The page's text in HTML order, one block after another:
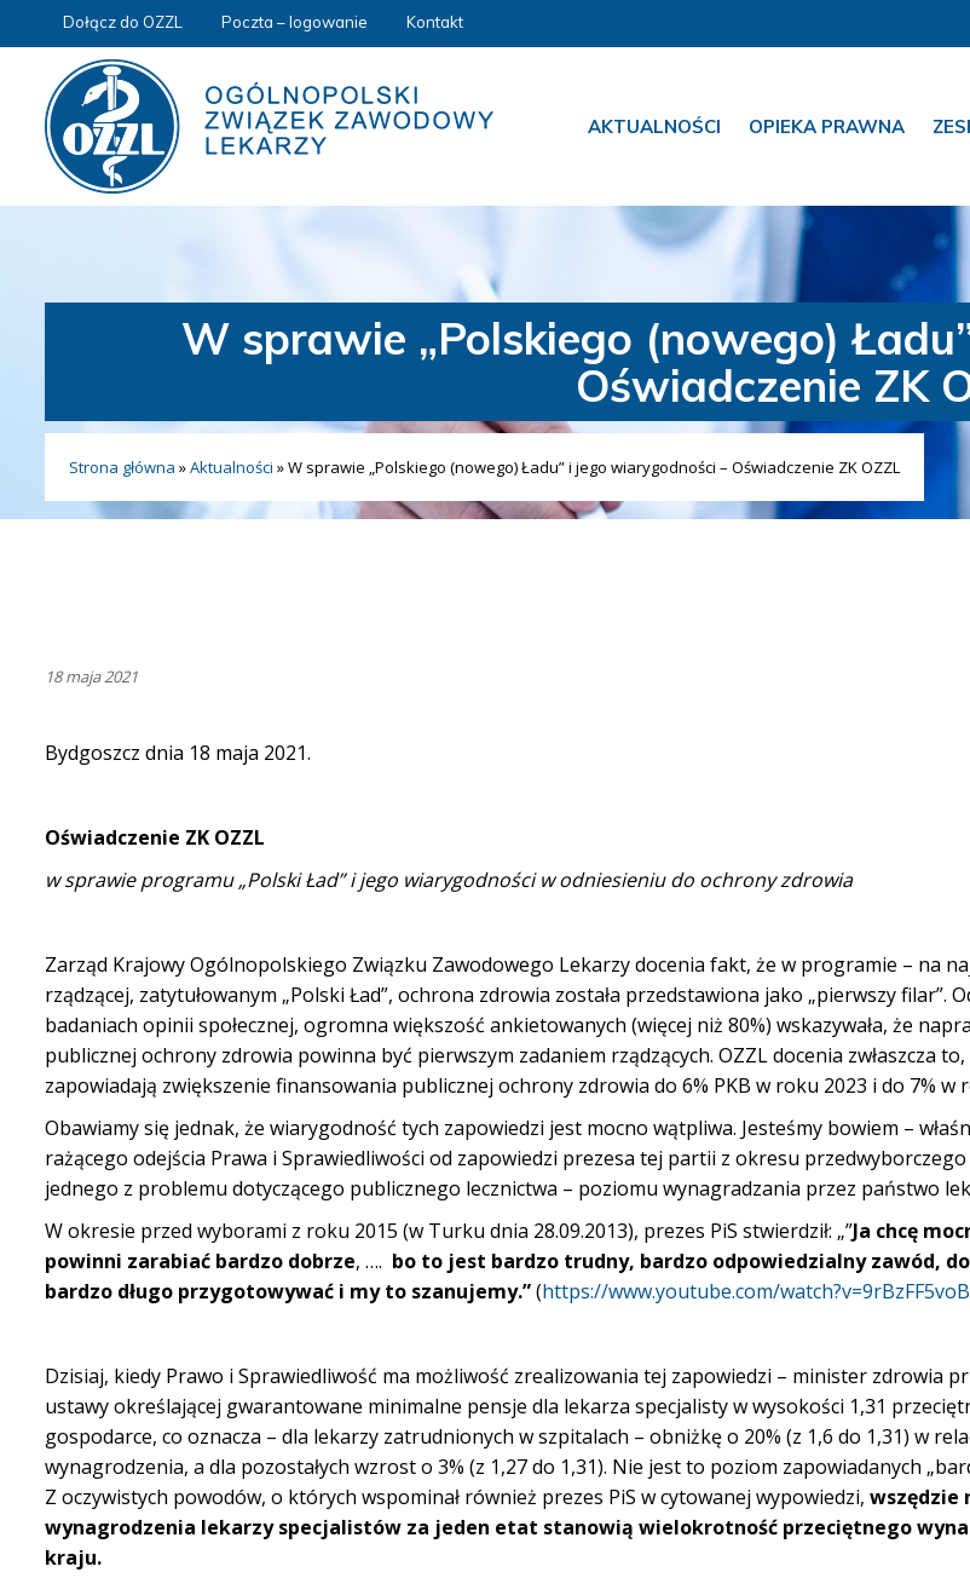
Dołącz do OZZL Poczta – logowanie Kontakt
AKTUALNOŚCI OPIEKA PRAWNA
W sprawie „Polskiego (nowego)
Oświadczenie ZK
Strona główna »Aktualności »W sprawie „Polskiego (nowego) Ładu” i jego wiarygodności – Oświadczenie ZK OZZL
18 maja 2021
Bydgoszcz dnia 18 maja 2021.
Oświadczenie ZK OZZL
w sprawie programu „Polski Ład” i jego wiarygodności w odniesieniu do ochrony zdrowia
Zarząd Krajowy Ogólnopolskiego Związku Zawodowego Lekarzy docenia fakt, że w programie – na
rządzącej, zatytułowanym „Polski Ład”, ochrona zdrowia została przedstawiona jako „pierwszy filar”.
badaniach opinii społecznej, ogromna większość ankietowanych (więcej niż 80%) wskazywała, że
publicznej ochrony zdrowia powinna być pierwszym zadaniem rządzących. OZZL docenia zwłaszcza to,
zapowiadają zwiększenie finansowania publicznej ochrony zdrowia do 6% PKB w roku 2023 i do 7% w
Obawiamy się jednak, że wiarygodność tych zapowiedzi jest mocno wątpliwa. Jesteśmy bowiem –
rażącego odejścia Prawa i Sprawiedliwości od zapowiedzi prezesa tej partii z okresu
jednego z problemu dotyczącego publicznego lecznictwa – poziomu wynagradzania przez państwo
W okresie przed wyborami z roku 2015 (w Turku dnia 28.09.2013), prezes PiS stwierdził: „”Ja chcę
powinni zarabiać bardzo dobrze, …. bo to jest bardzo trudny, bardzo odpowiedzialny zawód,
bardzo długo przygotowywać i my to szanujemy.”(https://www.youtube.com/
Dzisiaj, kiedy Prawo i Sprawiedliwość ma możliwość zrealizowania tej zapowiedzi – minister zdrowia
ustawy określającej gwarantowane minimalne pensje dla lekarza specjalisty w wysokości 1,31
gospodarce, co oznacza – dla lekarzy zatrudnionych w szpitalach – obniżkę o 20% (z 1,6 do 1,31) w
wynagrodzenia, a dla pozostałych wzrost o 3% (z 1,27 do 1,31). Nie jest to poziom zapowiadanych
Z oczywistych powodów, o których wspominał również prezes PiS w cytowanej wypowiedzi, wszędzie
wynagrodzenia lekarzy specjalistów za jeden etat stanowią wielokrotność przeciętnego
kraju.